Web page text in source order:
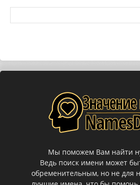
Мы поможем Вам найти
Ведь поиск имени может
обременительным, но не для